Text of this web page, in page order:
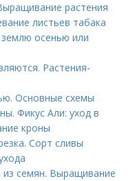
растения
листьев табака
осенью или
Растения-
Основные схемы
Фикус Али: уход в
кроны
Сорт сливы
семян. Выращивание